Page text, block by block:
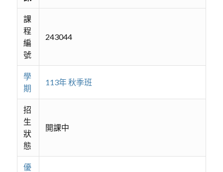
課
程
編
號
243044
學
期
113年 秋季班
招
生
狀
態
開課中
優